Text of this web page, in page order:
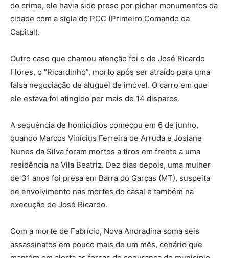
do crime, ele havia sido preso por pichar monumentos da
cidade com a sigla do PCC (Primeiro Comando da
Capital).
Outro caso que chamou atenção foi o de José Ricardo
Flores, o “Ricardinho”, morto após ser atraído para uma
falsa negociação de aluguel de imóvel. O carro em que
ele estava foi atingido por mais de 14 disparos.
A sequência de homicídios começou em 6 de junho,
quando Marcos Vinícius Ferreira de Arruda e Josiane
Nunes da Silva foram mortos a tiros em frente a uma
residência na Vila Beatriz. Dez dias depois, uma mulher
de 31 anos foi presa em Barra do Garças (MT), suspeita
de envolvimento nas mortes do casal e também na
execução de José Ricardo.
Com a morte de Fabrício, Nova Andradina soma seis
assassinatos em pouco mais de um mês, cenário que